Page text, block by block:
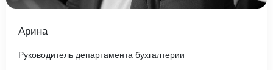
Арина
Руководитель департамента бухгалтерии